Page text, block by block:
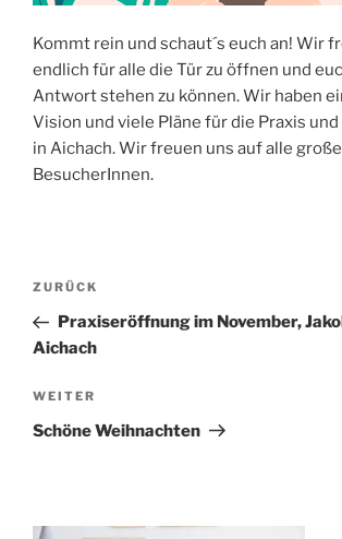
Kommt rein und schaut´s euch an! Wir
endlich für alle die Tür zu öffnen und
Antwort stehen zu können. Wir haben
Vision und viele Pläne für die Praxis
in Aichach. Wir freuen uns auf alle
BesucherInnen.
Beitragsnavigation
Vorheriger
Beitrag
ZURÜCK
Praxiseröffnung im November,
Aichach
Nächster
Beitrag
WEITER
Schöne Weihnachten